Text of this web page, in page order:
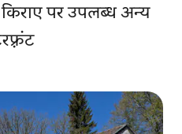
किराए पर उपलब्ध अन्य